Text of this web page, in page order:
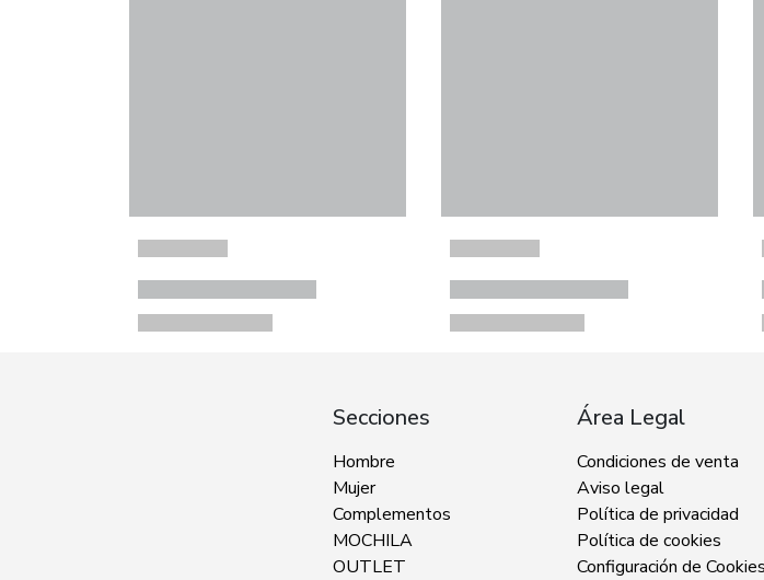
Secciones
Hombre
Mujer
Complementos
MOCHILA
OUTLET
Área Legal
Condiciones de venta
Aviso legal
Política de privacidad
Política de cookies
Configuración de Cookies